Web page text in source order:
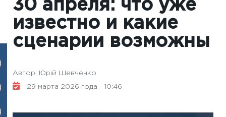
30 апреля: что уже
известно и какие
сценарии возможны
Автор: Юрій Шевченко
29 марта 2026 года - 10:46